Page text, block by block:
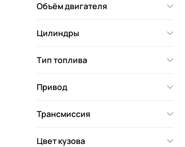
Объём двигателя
Цилиндры
Тип топлива
Привод
Трансмиссия
Цвет кузова